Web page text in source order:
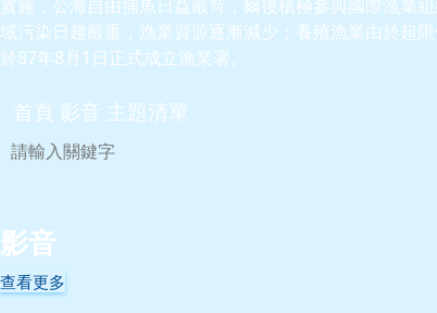
實施，公海自由捕魚日益嚴苛，爾後積極參與國際漁業
域污染日趨嚴重，漁業資源逐漸減少；養殖漁業由於超
於87年8月1日正式成立漁業署。
首頁 影音 主題清單
影音
查看更多